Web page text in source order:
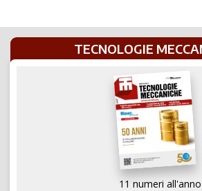
TECNOLOGIE
11 numeri all'anno